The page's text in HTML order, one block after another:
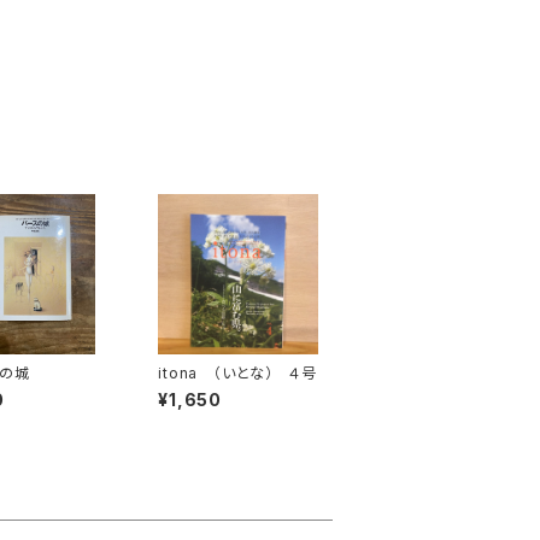
城 itona （いとな） ４号
¥1,650